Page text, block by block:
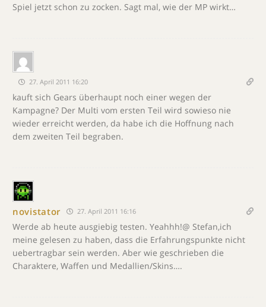
Spiel jetzt schon zu zocken. Sagt mal, wie der MP wirkt…
27. April 2011 16:20
kauft sich Gears überhaupt noch einer wegen der
Kampagne? Der Multi vom ersten Teil wird sowieso nie
wieder erreicht werden, da habe ich die Hoffnung nach
dem zweiten Teil begraben.
novistator 27. April 2011 16:16
Werde ab heute ausgiebig testen. Yeahhh!@ Stefan,ich
meine gelesen zu haben, dass die Erfahrungspunkte nicht
uebertragbar sein werden. Aber wie geschrieben die
Charaktere, Waffen und Medallien/Skins….